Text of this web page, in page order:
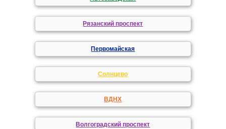
Рязанский проспект
Первомайская
Солнцево
ВДНХ
Волгоградский проспект